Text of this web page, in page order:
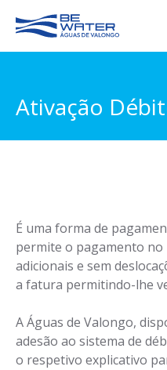
Ativação
É uma forma de
permite o pagamento no
adicionais e sem
a fatura permitindo-lhe
A Águas de Valongo,
adesão ao sistema de
o respetivo explicativo